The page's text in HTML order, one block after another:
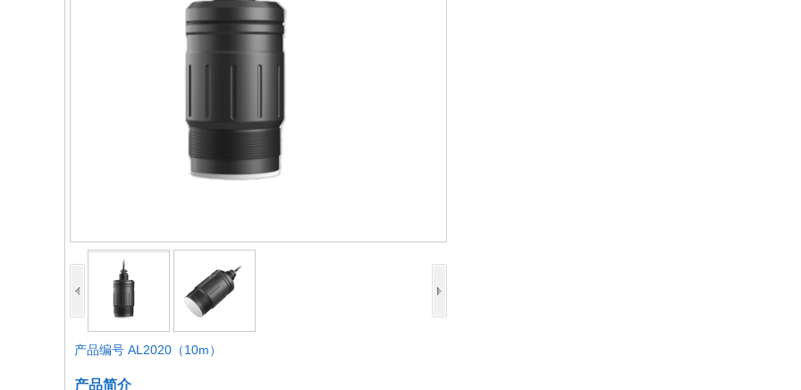
产品编号 AL2020（10m）
产品简介